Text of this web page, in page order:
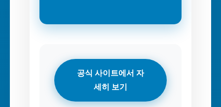
공식 사이트에서 자
세히 보기